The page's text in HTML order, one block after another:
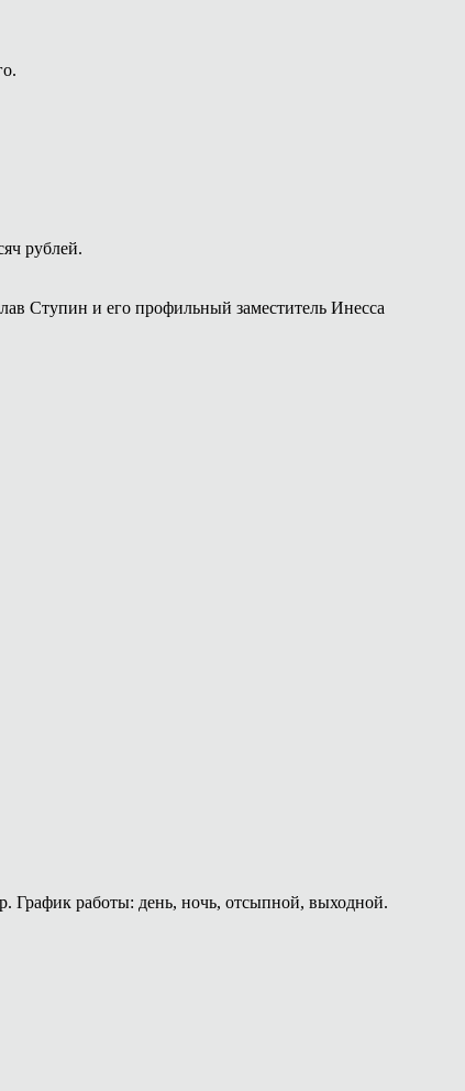
рублей.
Ступин и его профильный заместитель Инесса
График работы: день, ночь, отсыпной, выходной.